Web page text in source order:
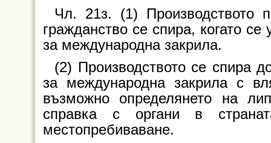
Чл. 21з. (1) Производството
гражданство се спира, когато
за международна закрила.
(2) Производството се спира
за международна закрила с
възможно определянето на
справка с органи в
местопребиваване.